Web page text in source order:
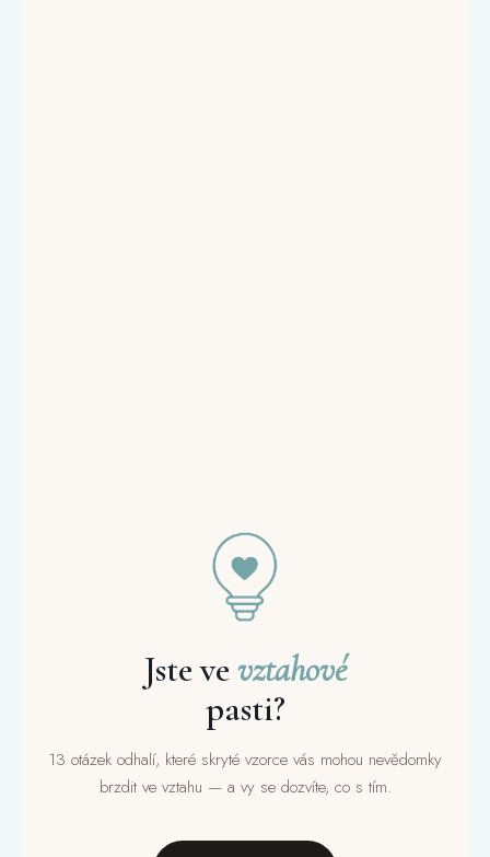
Jste ve vztahové
pasti?
13 otázek odhalí, které skryté vzorce vás mohou nevědomky
brzdit ve vztahu — a vy se dozvíte, co s tím.